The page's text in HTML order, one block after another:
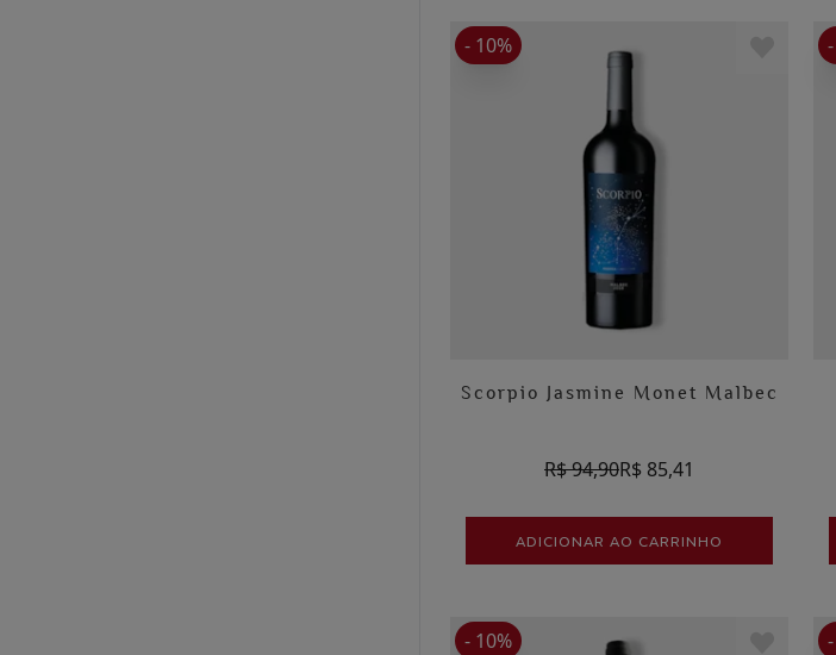
Scorpio Jasmine Monet Malbec
R$ 94,90R$ 85,41
- 10%
ADICIONAR AO CARRINHO
- 10%